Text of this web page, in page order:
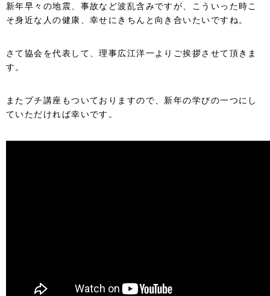
新年早々の地震、事故など波乱含みですが、こういった時こ
そ身近な人の健康、幸せにきちんと向き合いたいですね。
さて協会を代表して、理事広江洋一よりご挨拶させて頂きま
す。
またプチ講座もついておりますので、新年の学びの一つにし
ていただければ幸いです。